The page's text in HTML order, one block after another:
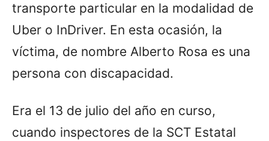
transporte particular en la modalidad de
Uber o InDriver. En esta ocasión, la
víctima, de nombre Alberto Rosa es una
persona con discapacidad.
Era el 13 de julio del año en curso,
cuando inspectores de la SCT Estatal